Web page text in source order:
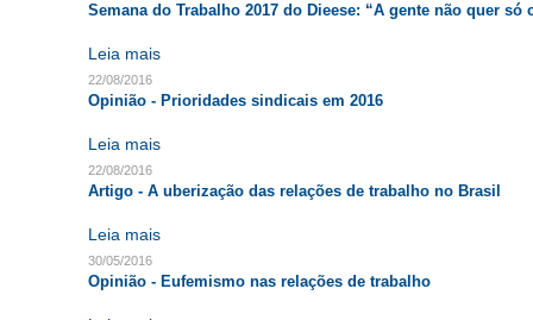
Semana do Trabalho 2017 do Dieese: “A gente não quer só
Leia mais
22/08/2016
Opinião - Prioridades sindicais em 2016
Leia mais
22/08/2016
Artigo - A uberização das relações de trabalho no Brasil
Leia mais
30/05/2016
Opinião - Eufemismo nas relações de trabalho